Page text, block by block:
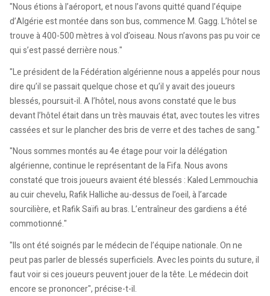
"Nous étions à l’aéroport, et nous l’avons quitté quand l’équipe
d’Algérie est montée dans son bus, commence M. Gagg. L’hôtel se
trouve à 400-500 mètres à vol d’oiseau. Nous n’avons pas pu voir ce
qui s’est passé derrière nous."
"Le président de la Fédération algérienne nous a appelés pour nous
dire qu’il se passait quelque chose et qu’il y avait des joueurs
blessés, poursuit-il. A l’hôtel, nous avons constaté que le bus
devant l’hôtel était dans un très mauvais état, avec toutes les vitres
cassées et sur le plancher des bris de verre et des taches de sang."
"Nous sommes montés au 4e étage pour voir la délégation
algérienne, continue le représentant de la Fifa. Nous avons
constaté que trois joueurs avaient été blessés : Kaled Lemmouchia
au cuir chevelu, Rafik Halliche au-dessus de l’oeil, à l’arcade
sourcilière, et Rafik Saïfi au bras. L’entraîneur des gardiens a été
commotionné."
"Ils ont été soignés par le médecin de l’équipe nationale. On ne
peut pas parler de blessés superficiels. Avec les points du suture, il
faut voir si ces joueurs peuvent jouer de la tête. Le médecin doit
encore se prononcer", précise-t-il.